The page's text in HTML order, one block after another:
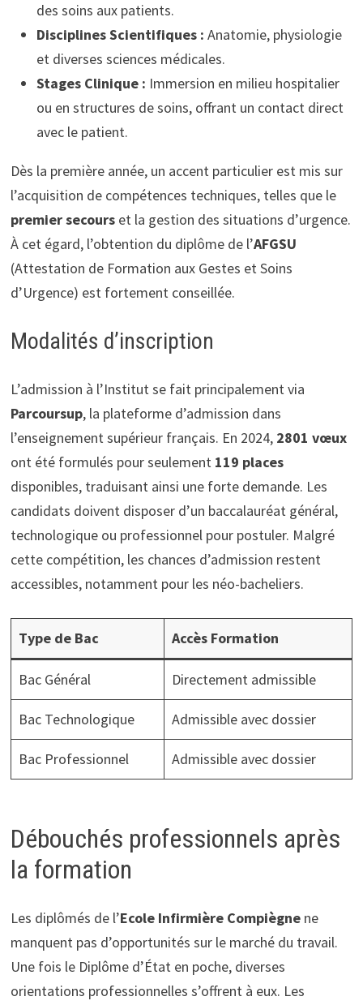
des soins aux patients.
Disciplines Scientifiques : Anatomie, physiologie
et diverses sciences médicales.
Stages Clinique : Immersion en milieu hospitalier
ou en structures de soins, offrant un contact direct
avec le patient.
Dès la première année, un accent particulier est mis sur
l’acquisition de compétences techniques, telles que le
premier secourset la gestion des situations d’urgence.
À cet égard, l’obtention du diplôme de l’AFGSU
(Attestation de Formation aux Gestes et Soins
d’Urgence) est fortement conseillée.
Modalités d’inscription
L’admission à l’Institut se fait principalement via
Parcoursup, la plateforme d’admission dans
l’enseignement supérieur français. En 2024, 2801 vœux
ont été formulés pour seulement 119 places
disponibles, traduisant ainsi une forte demande. Les
candidats doivent disposer d’un baccalauréat général,
technologique ou professionnel pour postuler. Malgré
cette compétition, les chances d’admission restent
accessibles, notamment pour les néo-bacheliers.
Type de Bac Accès Formation
Bac Général Directement admissible
Bac Technologique Admissible avec dossier
Bac Professionnel Admissible avec dossier
Débouchés professionnels après
la formation
Les diplômés de l’Ecole Infirmière Compiègnene
manquent pas d’opportunités sur le marché du travail.
Une fois le Diplôme d’État en poche, diverses
orientations professionnelles s’offrent à eux. Les